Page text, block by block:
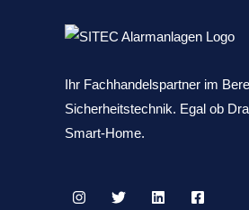
Ihr Fachhandelspartner im
Sicherheitstechnik. Egal ob
Smart-Home.